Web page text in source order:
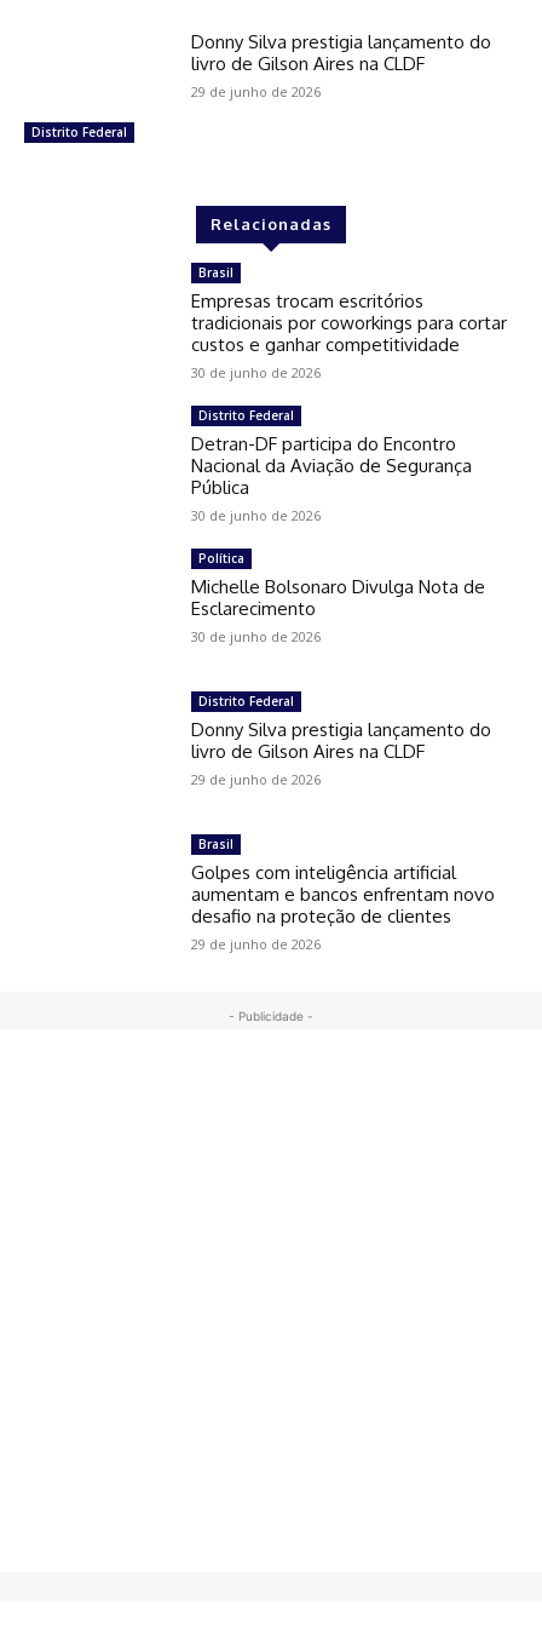
Distrito Federal
Donny Silva prestigia lançamento do
livro de Gilson Aires na CLDF
29 de junho de 2026
Relacionadas
Brasil
Empresas trocam escritórios
tradicionais por coworkings para cortar
custos e ganhar competitividade
30 de junho de 2026
Distrito Federal
Detran-DF participa do Encontro
Nacional da Aviação de Segurança
Pública
30 de junho de 2026
Política
Michelle Bolsonaro Divulga Nota de
Esclarecimento
30 de junho de 2026
Distrito Federal
Donny Silva prestigia lançamento do
livro de Gilson Aires na CLDF
29 de junho de 2026
Brasil
Golpes com inteligência artificial
aumentam e bancos enfrentam novo
desafio na proteção de clientes
29 de junho de 2026
- Publicidade -